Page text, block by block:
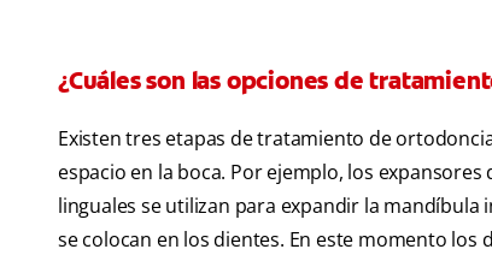
¿Cuáles son las opciones de
Existen tres etapas de tratamiento de
espacio en la boca. Por ejemplo, los
linguales se utilizan para expandir la
se colocan en los dientes. En este momento